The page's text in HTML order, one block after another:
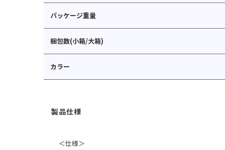
パッケージ重量
梱包数(小箱/大箱)
カラー
＜仕様＞